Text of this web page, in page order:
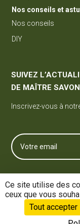
Nos conseils et
Nos conseils
DIY
SUIVEZ
DE MAÎTRE
Inscrivez-vous à
Retrouvez-nous sur
Ce site utilise des
ceux que vous
Tout accepter